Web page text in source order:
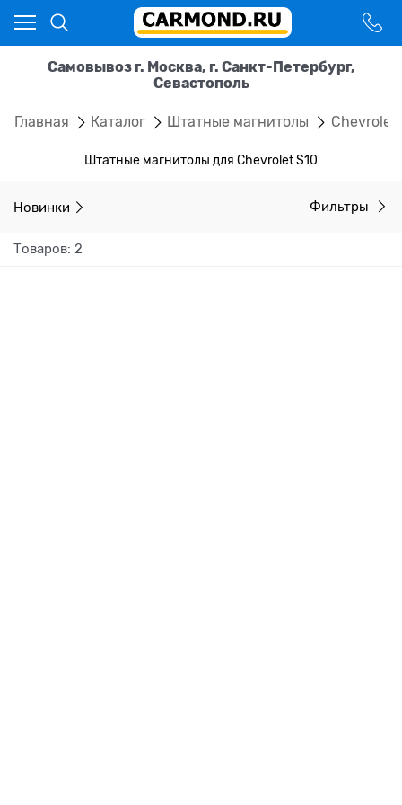
Самовывоз г. Москва, г. Санкт-Петербург,
Севастополь
Главная Каталог Штатные магнитолы Chevrolet
Штатные магнитолы для Chevrolet S10
Новинки Фильтры
Товаров: 2